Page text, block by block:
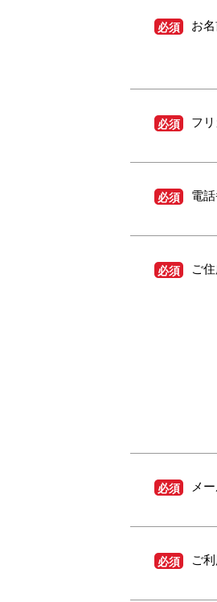
必須 お
必須 フ
必須 電
必須 ご
必須 メ
必須 ご